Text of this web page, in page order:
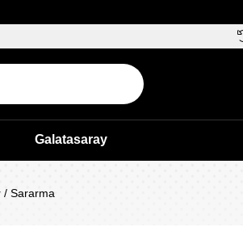
Galatasaray
/ Sararma